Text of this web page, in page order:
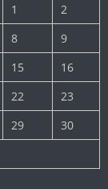
1
2
8
9
15
16
22
23
29
30